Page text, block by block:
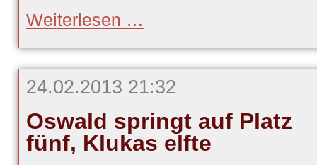
Weiterlesen …und
holen
Gold
24.02.2013 21:32
Oswald springt auf Platz
fünf, Klukas elfte